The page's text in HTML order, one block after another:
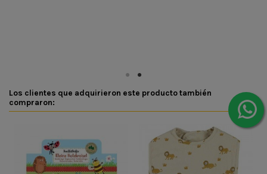
Los clientes que adquirieron este producto también
compraron: